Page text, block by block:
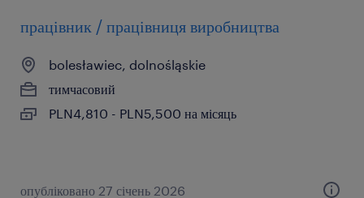
працівник / працівниця виробництва
bolesławiec, dolnośląskie
тимчасовий
PLN4,810 - PLN5,500 на місяць
опубліковано 27 січень 2026